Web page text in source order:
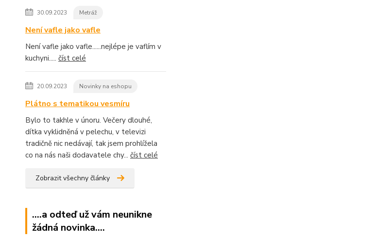
30.09.2023 Metráž
Není vafle jako vafle
Není vafle jako vafle......nejlépe je vaflím v
kuchyni..... číst celé
20.09.2023 Novinky na eshopu
Plátno s tematikou vesmíru
Bylo to takhle v únoru. Večery dlouhé,
dítka vyklidněná v pelechu, v televizi
tradičně nic nedávají, tak jsem prohlížela
co na nás naši dodavatele chy... číst celé
Zobrazit všechny články
....a odteď už vám neunikne
žádná novinka....